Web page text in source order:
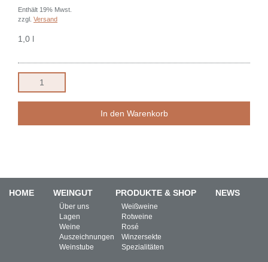
Enthält 19% Mwst.
zzgl. Versand
1,0 l
Müller-
Thurgau
In den Warenkorb
HOME WEINGUT
Über uns
Lagen
Weine
Auszeichnungen
Weinstube
PRODUKTE & SHOP
Weißweine
Rotweine
Rosé
Winzersekte
Spezialitäten
NEWS